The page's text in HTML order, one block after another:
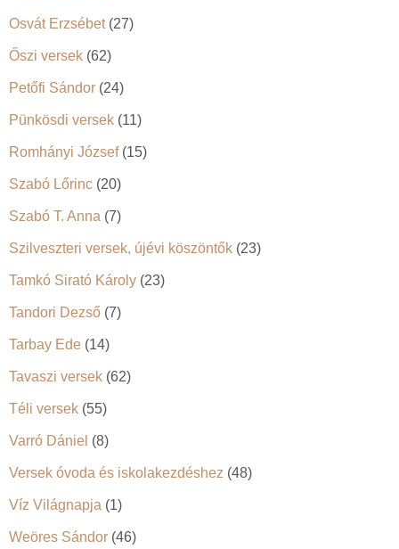
Osvát Erzsébet(27)
Őszi versek (62)
Petőfi Sándor (24)
Pünkösdi versek (11)
Romhányi József(15)
Szabó Lőrinc (20)
Szabó T. Anna (7)
Szilveszteri versek, újévi köszöntők (23)
Tamkó Sirató Károly (23)
Tandori Dezső (7)
Tarbay Ede (14)
Tavaszi versek (62)
Téli versek (55)
Varró Dániel (8)
Versek óvoda és iskolakezdéshez (48)
Víz Világnapja (1)
Weöres Sándor (46)